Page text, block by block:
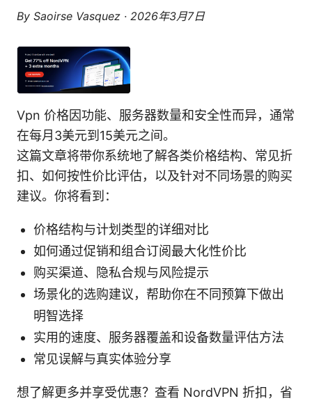
By Saoirse Vasquez · 2026年3月7日
Vpn 价格因功能、服务器数量和安全性而异，通常
在每月3美元到15美元之间。
这篇文章将带你系统地了解各类价格结构、常见折
扣、如何按性价比评估，以及针对不同场景的购买
建议。你将看到：
价格结构与计划类型的详细对比
如何通过促销和组合订阅最大化性价比
购买渠道、隐私合规与风险提示
场景化的选购建议，帮助你在不同预算下做出
明智选择
实用的速度、服务器覆盖和设备数量评估方法
常见误解与真实体验分享
想了解更多并享受优惠？查看 NordVPN 折扣，省